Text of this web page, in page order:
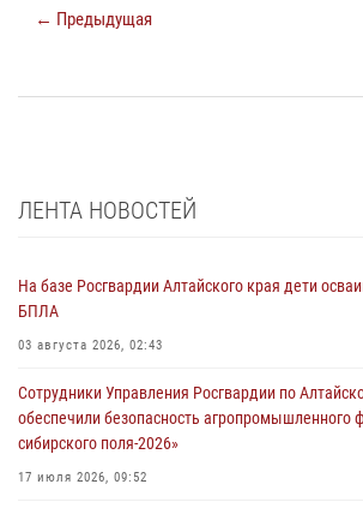
← Предыдущая
ЛЕНТА НОВОСТЕЙ
На базе Росгвардии Алтайского края дети
БПЛА
03 августа 2026, 02:43
Сотрудники Управления Росгвардии по
обеспечили безопасность агропромышленного
сибирского поля-2026»
17 июля 2026, 09:52